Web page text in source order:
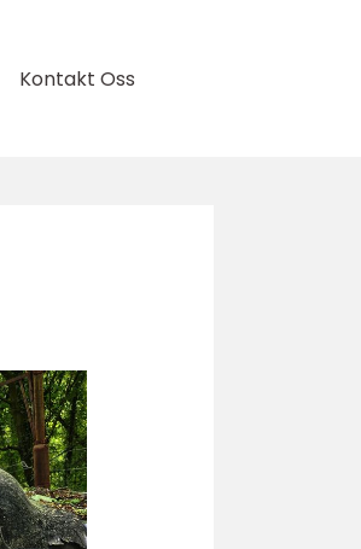
Kontakt Oss